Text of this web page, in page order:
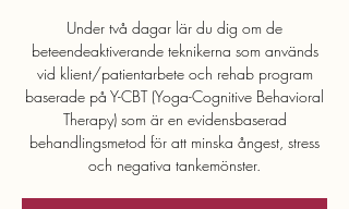
Under två dagar lär du dig om de
beteendeaktiverande teknikerna som används
vid klient/patientarbete och rehab program
baserade på Y-CBT (Yoga-Cognitive Behavioral
Therapy) som är en evidensbaserad
behandlingsmetod för att minska ångest, stress
och negativa tankemönster.